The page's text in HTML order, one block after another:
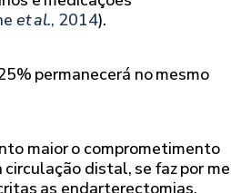
et al., 2014).
permanecerá no mesmo
maior o comprometimento
distal, se faz por
as endarterectomias,